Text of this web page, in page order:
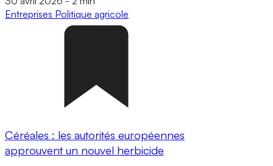
Entreprises Politique agricole
Céréales : les autorités européennes
approuvent un nouvel herbicide